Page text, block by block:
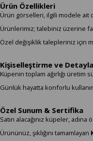
Ürün Özellikleri
Ürün görselleri, ilgili modele ait
Ürünlerimiz; talebiniz üzerine
Özel değişiklik talepleriniz için
Kişiselleştirme ve
Küpenin toplam ağırlığı üretim
Günlük hayatta konforlu kullanım
Özel Sunum & Sertifika
Satın alacağınız küpeler,
Ürününüz, şıklığını tamamlayan